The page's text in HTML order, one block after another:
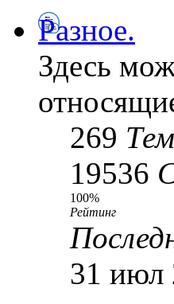
Разное.
Здесь
269
19536
100%
Рейтинг
31 июл